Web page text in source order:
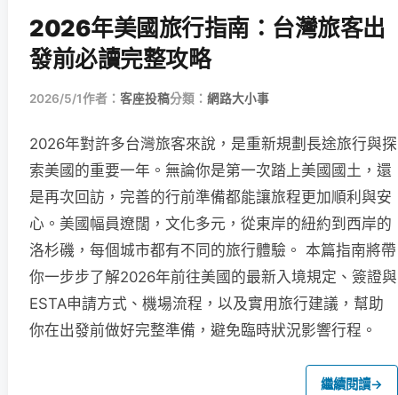
2026年美國旅行指南：台灣旅客出
發前必讀完整攻略
2026/5/1作者： 客座投稿分類： 網路大小事
2026年對許多台灣旅客來說，是重新規劃長途旅行與探
索美國的重要一年。無論你是第一次踏上美國國土，還
是再次回訪，完善的行前準備都能讓旅程更加順利與安
心。美國幅員遼闊，文化多元，從東岸的紐約到西岸的
洛杉磯，每個城市都有不同的旅行體驗。 本篇指南將帶
你一步步了解2026年前往美國的最新入境規定、簽證與
ESTA申請方式、機場流程，以及實用旅行建議，幫助
你在出發前做好完整準備，避免臨時狀況影響行程。
繼續閱讀→